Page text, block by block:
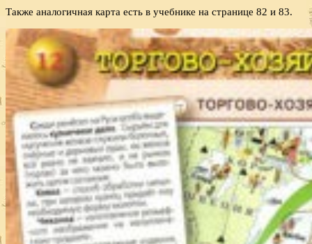
Также аналогичная карта есть в учебнике на странице 82 и 83.